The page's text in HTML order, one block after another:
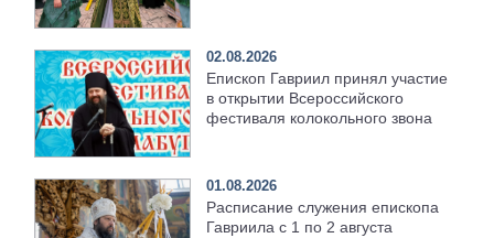
02.08.2026
Епископ Гавриил принял участие
в открытии Всероссийского
фестиваля колокольного звона
01.08.2026
Расписание служения епископа
Гавриила с 1 по 2 августа